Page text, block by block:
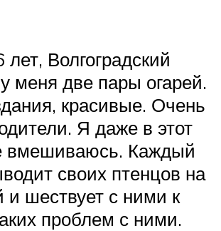
Волгоградский
меня две пары огарей.
красивые. Очень
Я даже в этот
вмешиваюсь. Каждый
своих птенцов на
и шествует с ними к
проблем с ними.